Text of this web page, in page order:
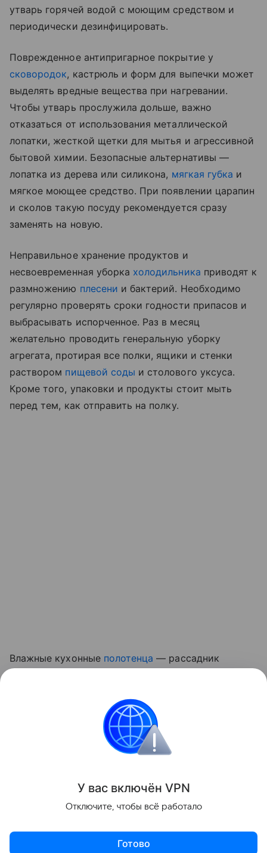
утварь горячей водой с моющим средством и
периодически дезинфицировать.
Поврежденное антипригарное покрытие у
сковородок, кастрюль и форм для выпечки может
выделять вредные вещества при нагревании.
Чтобы утварь прослужила дольше, важно
отказаться от использования металлической
лопатки, жесткой щетки для мытья и агрессивной
бытовой химии. Безопасные альтернативы —
лопатка из дерева или силикона, мягкая губка и
мягкое моющее средство. При появлении царапин
и сколов такую посуду рекомендуется сразу
заменять на новую.
Неправильное хранение продуктов и
несвоевременная уборка холодильника приводят к
размножению плесени и бактерий. Необходимо
регулярно проверять сроки годности припасов и
выбрасывать испорченное. Раз в месяц
желательно проводить генеральную уборку
агрегата, протирая все полки, ящики и стенки
раствором пищевой соды и столового уксуса.
Кроме того, упаковки и продукты стоит мыть
перед тем, как отправить на полку.
Влажные кухонные полотенца — рассадник
температуре 60°C, а также тщательно сушат и
проглаживают перед использованием.
У вас включён VPN
Отключите, чтобы всё работало
Готово